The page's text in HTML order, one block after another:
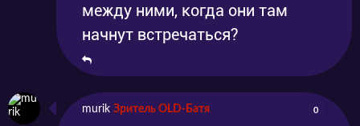
между ними, когда они там
начнут встречаться?
murik Зритель OLD-Батя 0